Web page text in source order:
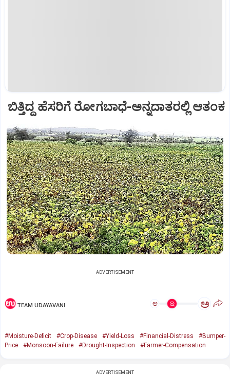
ಬಿತ್ತಿದ್ದ ಹೆಸರಿಗೆ ರೋಗಬಾಧೆ-ಅನ್ನದಾತರಲ್ಲಿ ಆತಂಕ
ADVERTISEMENT
TEAM UDAYAVANI ಅ ಅ
#Moisture-Deficit #Crop-Disease #Yield-Loss #Financial-Distress
#Bumper-
Price
#Monsoon-Failure #Drought-Inspection #Farmer-Compensation
ADVERTISEMENT